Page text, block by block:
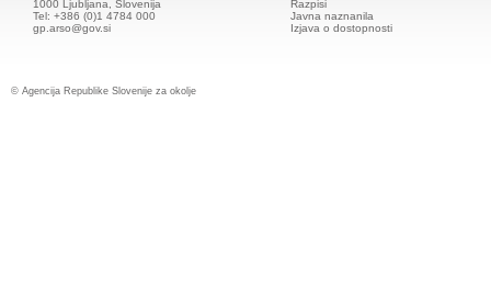
1000 Ljubljana, Slovenija
Tel: +386 (0)1 4784 000
gp.arso@gov.si
Razpisi
Javna naznanila
Izjava o dostopnosti
© Agencija Republike Slovenije za okolje